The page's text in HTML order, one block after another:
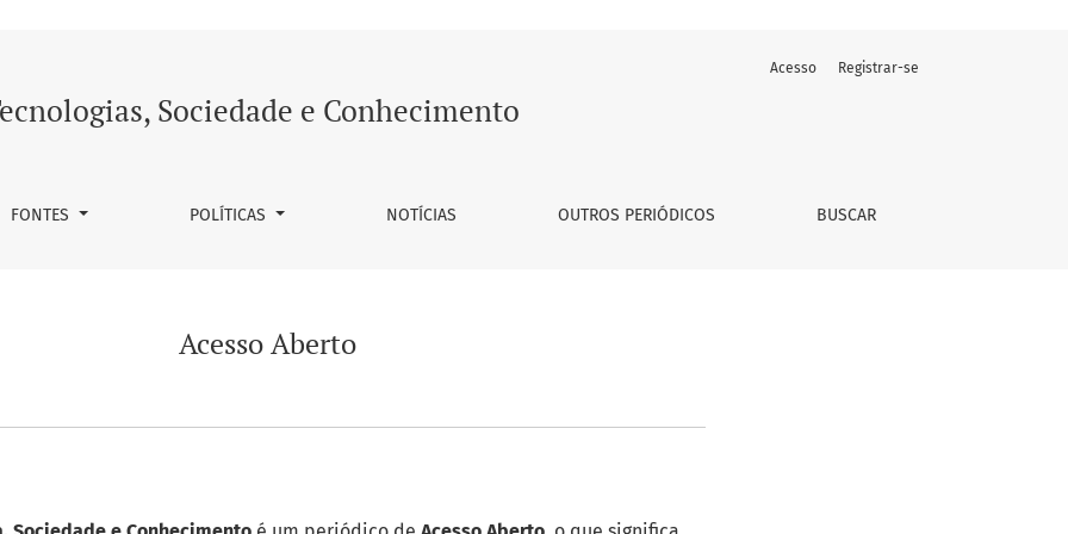
Sociedade e Conhecimento
FONTES POLÍTICAS NOTÍCIAS OUTROS PERIÓDICOS BUSCAR
Acesso Registrar-se
Acesso Aberto